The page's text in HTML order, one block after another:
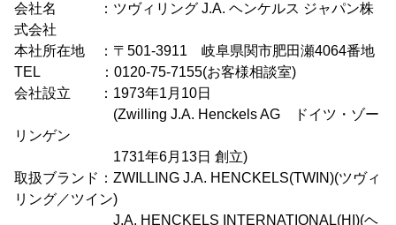
会社名 ：ツヴィリング J.A. ヘンケルス ジャパン株
式会社
本社所在地 ：〒501-3911 岐阜県関市肥田瀬4064番地
TEL ：0120-75-7155(お客様相談室)
会社設立 ：1973年1月10日
(Zwilling J.A. Henckels AG ドイツ・ゾー
リンゲン
1731年6月13日 創立)
取扱ブランド：ZWILLING J.A. HENCKELS(TWIN)(ツヴィ
リング／ツイン)
J.A. HENCKELS INTERNATIONAL(HI)(ヘ